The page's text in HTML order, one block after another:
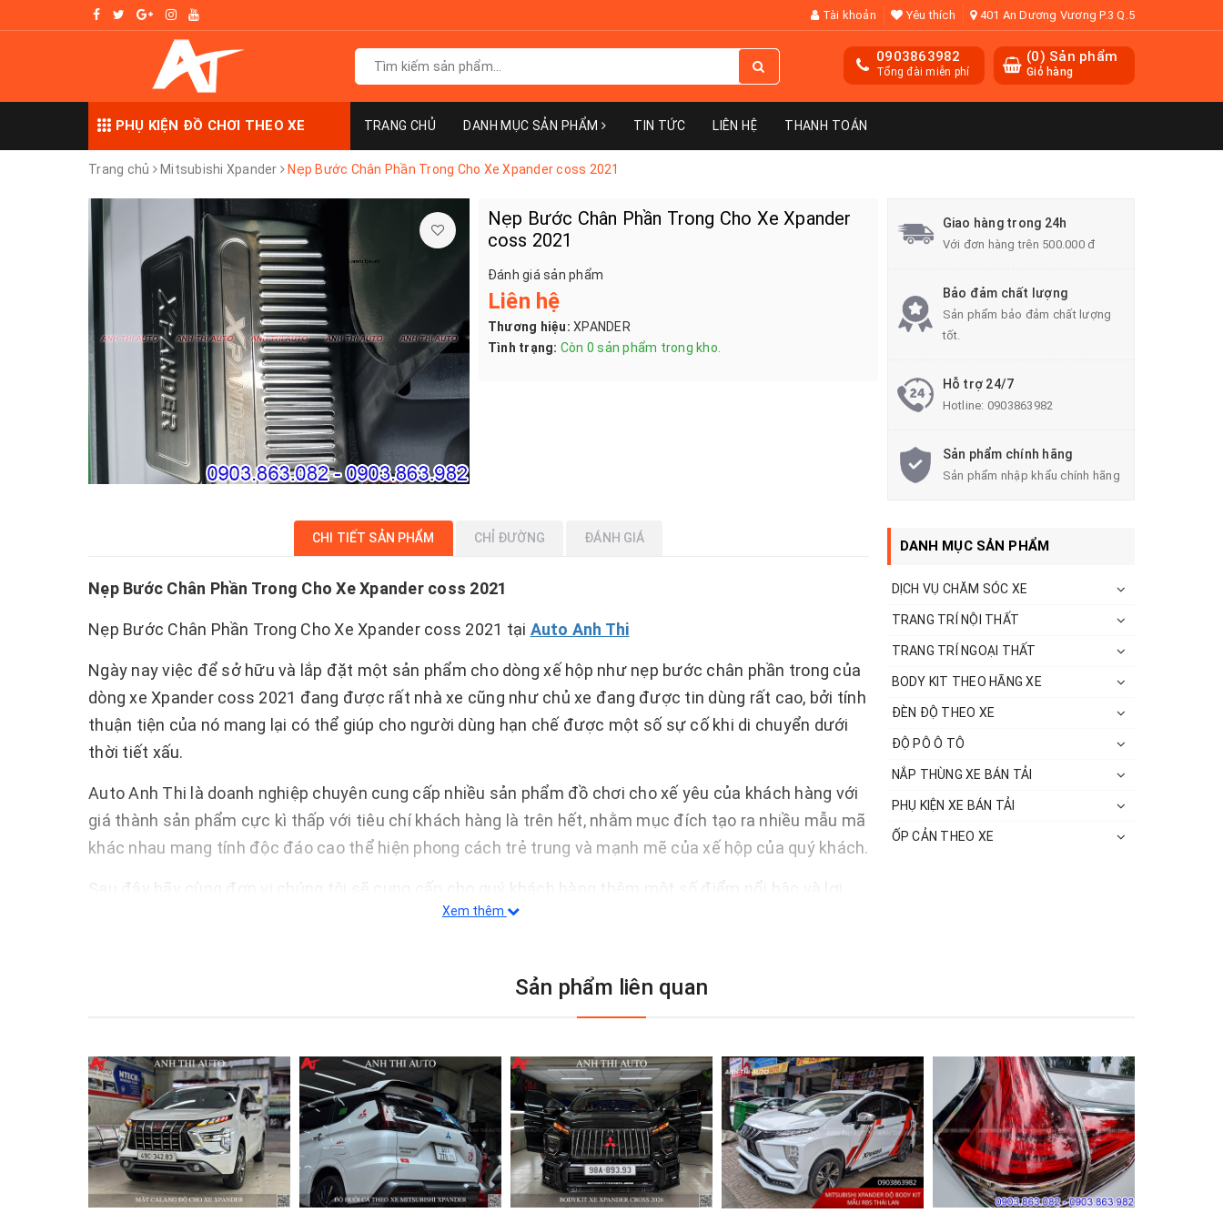
Tài khoản Yêu thích 401 An Dương Vương P.3 Q.5
(0) Sản phẩm
Giỏ hàng
0903863982
Tổng đài miễn phí
PHỤ KIỆN ĐỒ CHƠI THEO XE TRANG CHỦ DANH MỤC SẢN PHẨM TIN TỨC LIÊN HỆ THANH TOÁN
Trang chủ Mitsubishi Xpander Nẹp Bước Chân Phần Trong Cho Xe Xpander coss 2021
Nẹp Bước Chân Phần Trong Cho Xe Xpander
coss 2021
Đánh giá sản phẩm
Liên hệ
Thương hiệu: XPANDER
Tình trạng: Còn 0 sản phẩm trong kho.
CHI TIẾT SẢN PHẨM CHỈ ĐƯỜNG ĐÁNH GIÁ
Nẹp Bước Chân Phần Trong Cho Xe Xpander coss 2021
Nẹp Bước Chân Phần Trong Cho Xe Xpander coss 2021 tại Auto Anh Thi
Ngày nay việc để sở hữu và lắp đặt một sản phẩm cho dòng xế hộp như nẹp bước chân phần trong của
dòng xe Xpander coss 2021 đang được rất nhà xe cũng như chủ xe đang được tin dùng rất cao, bởi tính
thuận tiện của nó mang lại có thể giúp cho người dùng hạn chế được một số sự cố khi di chuyển dưới
thời tiết xấu.
Auto Anh Thi là doanh nghiệp chuyên cung cấp nhiều sản phẩm đồ chơi cho xế yêu của khách hàng với
giá thành sản phẩm cực kì thấp với tiêu chí khách hàng là trên hết, nhằm mục đích tạo ra nhiều mẫu mã
khác nhau mang tính độc đáo cao thể hiện phong cách trẻ trung và mạnh mẽ của xế hộp của quý khách.
Sau đây hãy cùng đơn vị chúng tôi sẽ cung cấp cho quý khách hàng thêm một số điểm nổi bậc và lợi
- Đội ngũ nhân viên chuyên nghiệp và đã có nhiều năm kinh nghiệm trong lĩnh vực.
Thiết Bị
- Được nhập khẩu 100% từ ngoài nước như Thái Lan, Malaysia và Singapore.
- Chất liệu được làm bằng inox cao cấp, rất bền bỉ và có khả năng chống rỉ do thời thiết.
Xem thêm
Giao hàng trong 24h
Với đơn hàng trên 500.000 đ
Bảo đảm chất lượng
Sản phẩm bảo đảm chất lượng
tốt.
Hỗ trợ 24/7
Hotline: 0903863982
Sản phẩm chính hãng
Sản phẩm nhập khẩu chính hãng
DANH MỤC SẢN PHẨM
DỊCH VỤ CHĂM SÓC XE
TRANG TRÍ NỘI THẤT
TRANG TRÍ NGOẠI THẤT
BODY KIT THEO HÃNG XE
ĐÈN ĐỘ THEO XE
ĐỘ PÔ Ô TÔ
NẮP THÙNG XE BÁN TẢI
PHỤ KIỆN XE BÁN TẢI
ỐP CẢN THEO XE
Sản phẩm liên quan